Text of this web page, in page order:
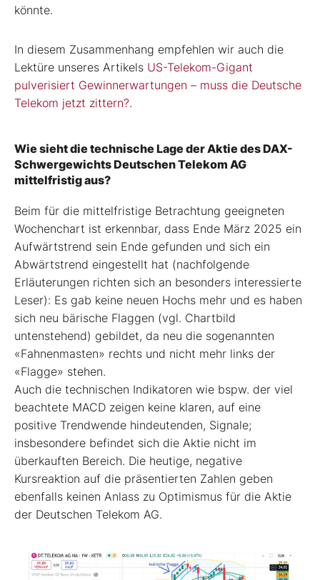
könnte.
In diesem Zusammenhang empfehlen wir auch die
Lektüre unseres Artikels US-Telekom-Gigant
pulverisiert Gewinnerwartungen – muss die Deutsche
Telekom jetzt zittern?.
Wie sieht die technische Lage der Aktie des DAX-
Schwergewichts Deutschen Telekom AG
mittelfristig aus?
Beim für die mittelfristige Betrachtung geeigneten
Wochenchart ist erkennbar, dass Ende März 2025 ein
Aufwärtstrend sein Ende gefunden und sich ein
Abwärtstrend eingestellt hat (nachfolgende
Erläuterungen richten sich an besonders interessierte
Leser): Es gab keine neuen Hochs mehr und es haben
sich neu bärische Flaggen (vgl. Chartbild
untenstehend) gebildet, da neu die sogenannten
«Fahnenmasten» rechts und nicht mehr links der
«Flagge» stehen.
Auch die technischen Indikatoren wie bspw. der viel
beachtete MACD zeigen keine klaren, auf eine
positive Trendwende hindeutenden, Signale;
insbesondere befindet sich die Aktie nicht im
überkauften Bereich. Die heutige, negative
Kursreaktion auf die präsentierten Zahlen geben
ebenfalls keinen Anlass zu Optimismus für die Aktie
der Deutschen Telekom AG.